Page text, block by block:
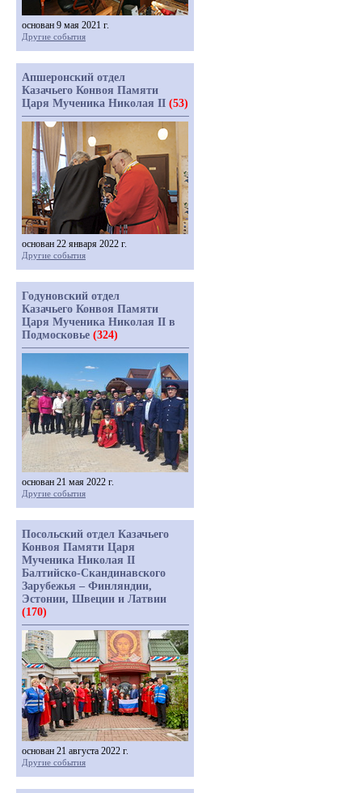
основан 9 мая 2021 г.
Другие события
Апшеронский отдел
Казачьего Конвоя Памяти
Царя Мученика Николая II (53)
основан 22 января 2022 г.
Другие события
Годуновский отдел
Казачьего Конвоя Памяти
Царя Мученика Николая II в
Подмосковье (324)
основан 21 мая 2022 г.
Другие события
Посольский отдел Казачьего
Конвоя Памяти Царя
Мученика Николая II
Балтийско-Скандинавского
Зарубежья – Финляндии,
Эстонии, Швеции и Латвии
(170)
основан 21 августа 2022 г.
Другие события